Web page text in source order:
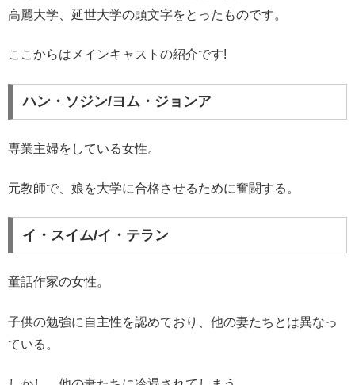
高麗大学、延世大学の頭文字をとったものです。
ここからはメインキャストの紹介です!
ハン・ソジン/ヨム・ジョンア
専業主婦をしている女性。
元教師で、娘を大学に合格させるために奮闘する。
イ・スイム/イ・テラン
童話作家の女性。
子供の勉強に自主性を認めており、他の妻たちとは異なっ
ている。